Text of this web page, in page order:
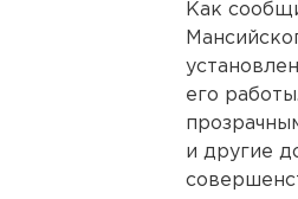
Как
его
и другие